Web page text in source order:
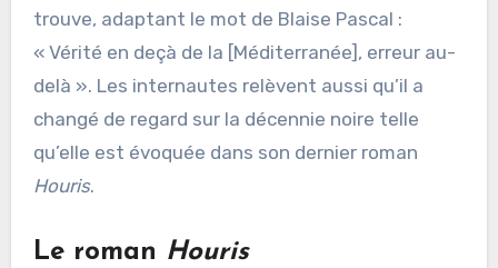
trouve, adaptant le mot de Blaise Pascal :
« Vérité en deçà de la [Méditerranée], erreur au-
delà ». Les internautes relèvent aussi qu’il a
changé de regard sur la décennie noire telle
qu’elle est évoquée dans son dernier roman
Houris.
Le roman Houris